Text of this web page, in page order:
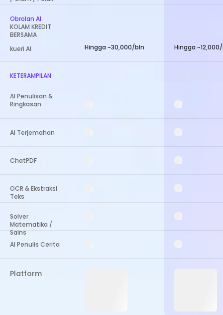
Obrolan AI
KOLAM KREDIT
BERSAMA
kueri AI
KETERAMPILAN
AI Penulisan &
Ringkasan
AI Terjemahan
ChatPDF
OCR & Ekstraksi
Teks
Solver
Matematika /
Sains
AI Penulis Cerita
Platform
Hingga ~30,000/bln Hingga